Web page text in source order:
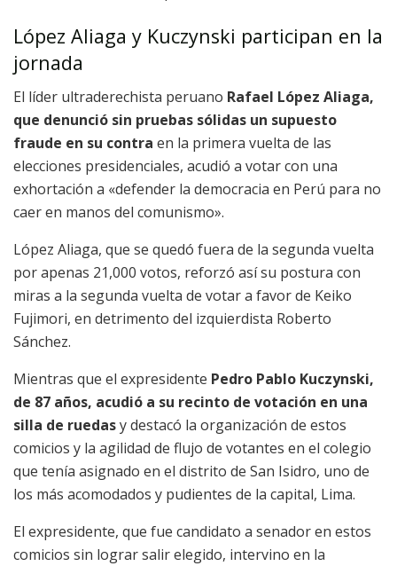
López Aliaga y Kuczynski participan en la
jornada
El líder ultraderechista peruano Rafael López Aliaga,
que denunció sin pruebas sólidas un supuesto
fraude en su contra en la primera vuelta de las
elecciones presidenciales, acudió a votar con una
exhortación a «defender la democracia en Perú para no
caer en manos del comunismo».
López Aliaga, que se quedó fuera de la segunda vuelta
por apenas 21,000 votos, reforzó así su postura con
miras a la segunda vuelta de votar a favor de Keiko
Fujimori, en detrimento del izquierdista Roberto
Sánchez.
Mientras que el expresidente Pedro Pablo Kuczynski,
de 87 años, acudió a su recinto de votación en una
silla de ruedasy destacó la organización de estos
comicios y la agilidad de flujo de votantes en el colegio
que tenía asignado en el distrito de San Isidro, uno de
los más acomodados y pudientes de la capital, Lima.
El expresidente, que fue candidato a senador en estos
comicios sin lograr salir elegido, intervino en la